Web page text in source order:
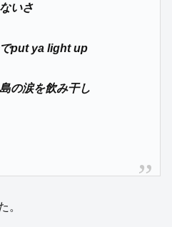
いさ
put ya light up
の涙を飲み干し
。